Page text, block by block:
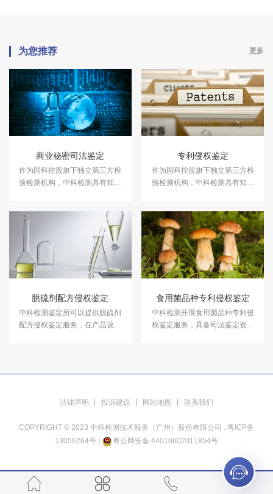
为您推荐 更多
商业秘密司法鉴定
作为国科控股旗下独立第三方检
验检测机构，中科检测具有知识
专利侵权鉴定
作为国科控股旗下独立第三方检
验检测机构，中科检测具有知识
脱硫剂配方侵权鉴定
中科检测鉴定所可以提供脱硫剂
配方侵权鉴定服务，在产品设计
食用菌品种专利侵权鉴定
中科检测开展食用菌品种专利侵
权鉴定服务，具备司法鉴定资质
法律声明 投诉建议 网站地图 联系我们
COPYRIGHT © 2023 中科检测技术服务（广州）股份有限公司 . 粤ICP备
13056264号 | 粤公网安备 44010602011854号